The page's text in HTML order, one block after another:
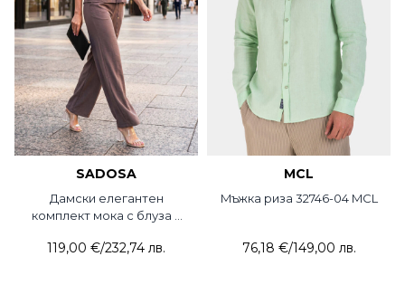
SADOSA
Дамски елегантен
комплект мока с блуза и
119,00 €/232,74 лв.
MCL
Mъжка риза 32746-04 MCL
76,18 €/149,00 лв.